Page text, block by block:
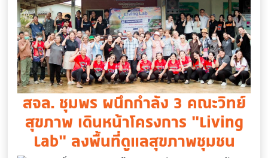
สจล. ชุมพร ผนึกกำลัง 3 คณะวิทย์
สุขภาพ เดินหน้าโครงการ “Living
Lab” ลงพื้นที่ดูแลสุขภาพชุมชน